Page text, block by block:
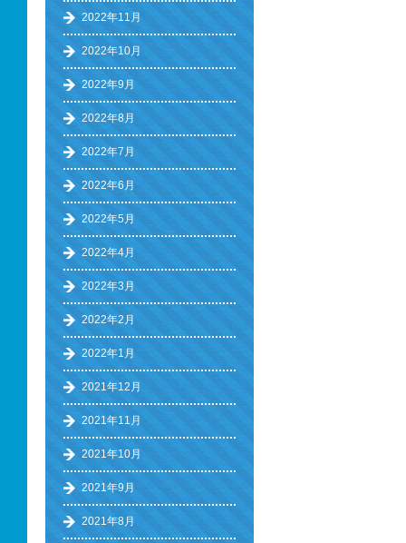
2022年11月
2022年10月
2022年9月
2022年8月
2022年7月
2022年6月
2022年5月
2022年4月
2022年3月
2022年2月
2022年1月
2021年12月
2021年11月
2021年10月
2021年9月
2021年8月